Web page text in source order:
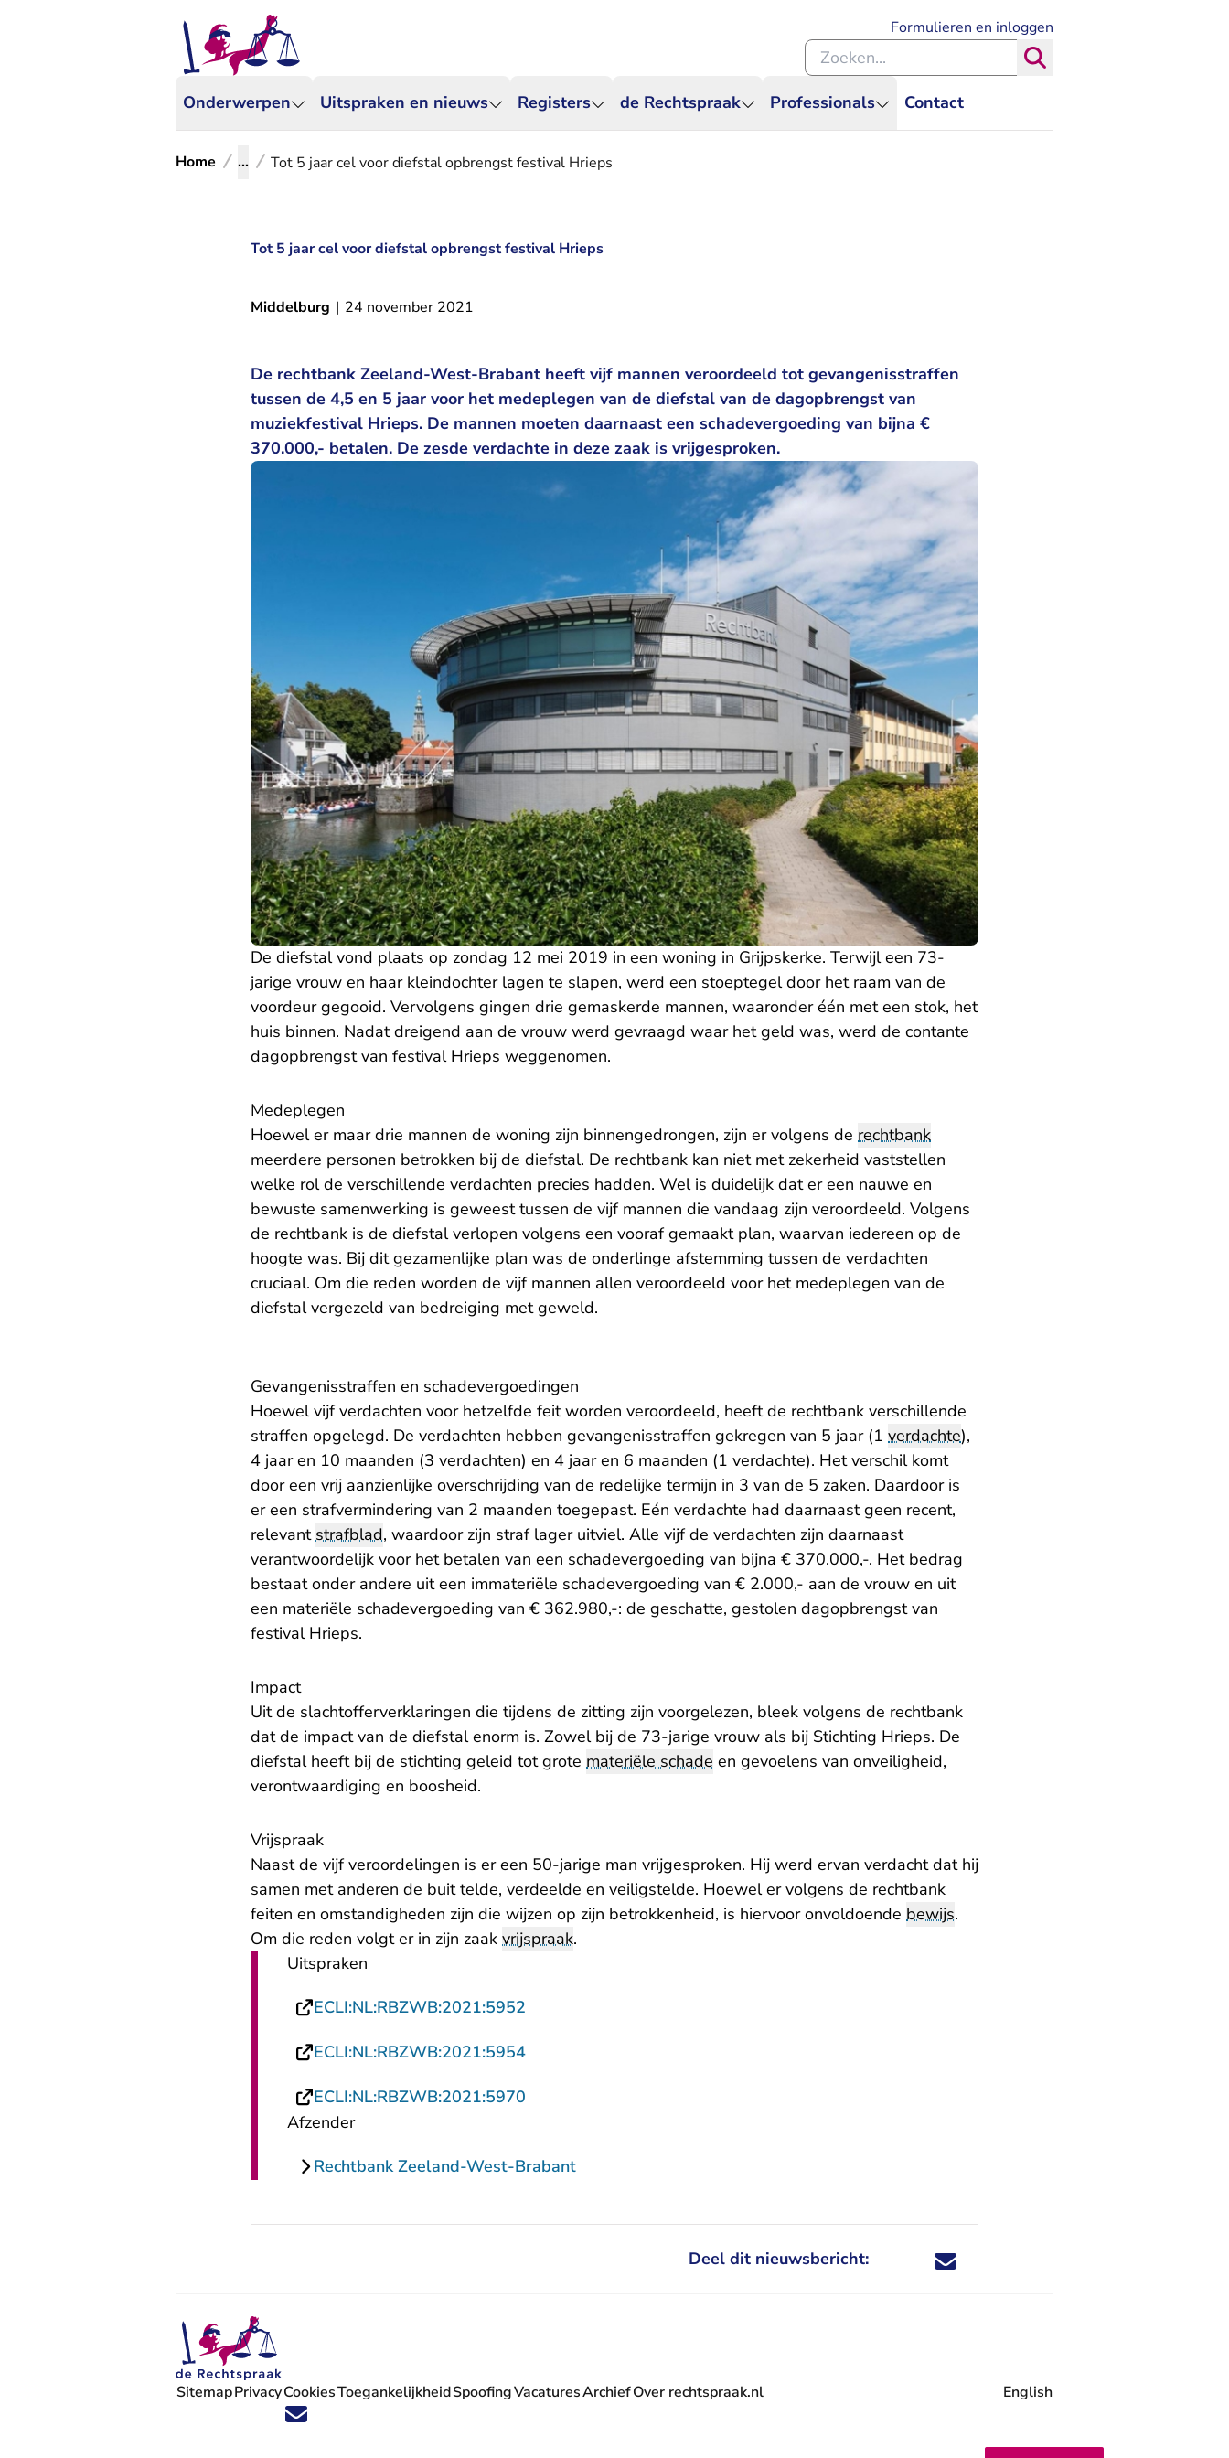
Onderwerpen Uitspraken en nieuws Registers de Rechtspraak Professionals Contact
Formulieren en inloggen
Zoeken binnen de Rechtspraak
Home ... Tot 5 jaar cel voor diefstal opbrengst festival Hrieps
Tot 5 jaar cel voor diefstal opbrengst festival Hrieps
Middelburg | 24 november 2021
De rechtbank Zeeland-West-Brabant heeft vijf mannen veroordeeld tot gevangenisstraffen
tussen de 4,5 en 5 jaar voor het medeplegen van de diefstal van de dagopbrengst van
muziekfestival Hrieps. De mannen moeten daarnaast een schadevergoeding van bijna €
370.000,- betalen. De zesde verdachte in deze zaak is vrijgesproken.
De diefstal vond plaats op zondag 12 mei 2019 in een woning in Grijpskerke. Terwijl een 73-
jarige vrouw en haar kleindochter lagen te slapen, werd een stoeptegel door het raam van de
voordeur gegooid. Vervolgens gingen drie gemaskerde mannen, waaronder één met een stok, het
huis binnen. Nadat dreigend aan de vrouw werd gevraagd waar het geld was, werd de contante
dagopbrengst van festival Hrieps weggenomen.
Medeplegen
Hoewel er maar drie mannen de woning zijn binnengedrongen, zijn er volgens de rechtbank
meerdere personen betrokken bij de diefstal. De rechtbank kan niet met zekerheid vaststellen
welke rol de verschillende verdachten precies hadden. Wel is duidelijk dat er een nauwe en
bewuste samenwerking is geweest tussen de vijf mannen die vandaag zijn veroordeeld. Volgens
de rechtbank is de diefstal verlopen volgens een vooraf gemaakt plan, waarvan iedereen op de
hoogte was. Bij dit gezamenlijke plan was de onderlinge afstemming tussen de verdachten
cruciaal. Om die reden worden de vijf mannen allen veroordeeld voor het medeplegen van de
diefstal vergezeld van bedreiging met geweld.
Gevangenisstraffen en schadevergoedingen
Hoewel vijf verdachten voor hetzelfde feit worden veroordeeld, heeft de rechtbank verschillende
straffen opgelegd. De verdachten hebben gevangenisstraffen gekregen van 5 jaar (1 verdachte),
4 jaar en 10 maanden (3 verdachten) en 4 jaar en 6 maanden (1 verdachte). Het verschil komt
door een vrij aanzienlijke overschrijding van de redelijke termijn in 3 van de 5 zaken. Daardoor is
er een strafvermindering van 2 maanden toegepast. Eén verdachte had daarnaast geen recent,
relevantstrafblad, waardoor zijn straf lager uitviel. Alle vijf de verdachten zijn daarnaast
verantwoordelijk voor het betalen van een schadevergoeding van bijna € 370.000,-. Het bedrag
bestaat onder andere uit een immateriële schadevergoeding van € 2.000,- aan de vrouw en uit
een materiële schadevergoeding van € 362.980,-: de geschatte, gestolen dagopbrengst van
festival Hrieps.
Impact
Uit de slachtofferverklaringen die tijdens de zitting zijn voorgelezen, bleek volgens de rechtbank
dat de impact van de diefstal enorm is. Zowel bij de 73-jarige vrouw als bij Stichting Hrieps. De
diefstal heeft bij de stichting geleid tot grote materiële schade en gevoelens van onveiligheid,
verontwaardiging en boosheid.
Vrijspraak
Naast de vijf veroordelingen is er een 50-jarige man vrijgesproken. Hij werd ervan verdacht dat hij
samen met anderen de buit telde, verdeelde en veiligstelde. Hoewel er volgens de rechtbank
feiten en omstandigheden zijn die wijzen op zijn betrokkenheid, is hiervoor onvoldoende bewijs.
Om die reden volgt er in zijn zaak vrijspraak.
Uitspraken
ECLI:NL:RBZWB:2021:5952
ECLI:NL:RBZWB:2021:5954- U verlaat Rechtspraak.nl
ECLI:NL:RBZWB:2021:5970
Afzender
Rechtbank Zeeland-West-Brabant
Deel dit nieuwsbericht: Deel dit nieuwsbericht via X - U verlaat
Deel dit nieuwsbericht via Facebook - U
Deel dit nieuwsbericht via e-mail
Deel dit nieuwsbericht via LinkedIn - U
Volg ons op X (Twitter) - U verlaat Rechtspraak.nl
Volg ons op Facebook - U verlaat Rechtspraak.nl
Volg ons op Instagram - U verlaat Rechtspraak.nl
Volg ons op Youtube - U verlaat Rechtspraak.nl
Volg ons op LinkedIn - U verlaat Rechtspraak.nl
'Blijf op de hoogte' nieuwsbrief - U verlaat Rechtspraak.nl
SitemapPrivacyCookiesToegankelijkheidSpoofingVacatures
- U verlaat Rechtspraak.nl
ArchiefOver rechtspraak.nl English